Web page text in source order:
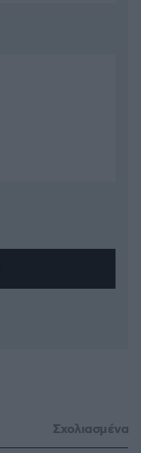
Σχολιασμένα